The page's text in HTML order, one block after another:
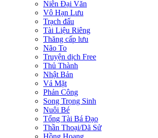
Niên Đại Văn
Vô Hạn Lưu
Trạch đấu
Tài Liệu Riêng
Thăng cấp lưu
Não To
Truyện dịch Free
Thủ Thành
Nhật Bản
Vả Mặt
Phản Công
Song Trọng Sinh
Nuôi Bé
Tổng Tài Bá Đạo
Thần Thoại/Dã Sử
Hồng Hoang